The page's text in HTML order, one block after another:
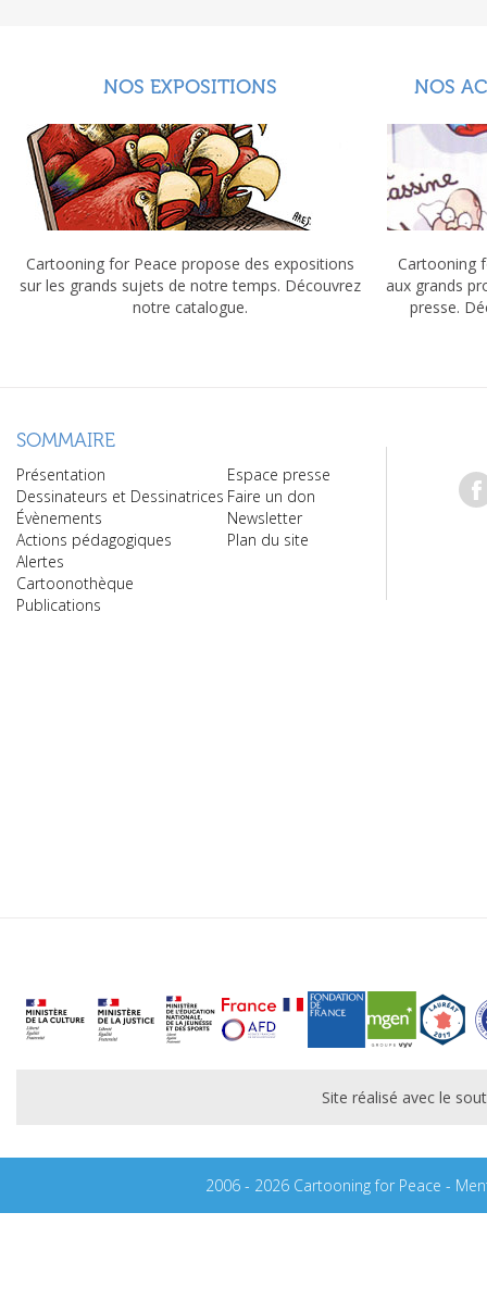
NOS EXPOSITIONS
Cartooning for Peace propose des expositions
sur les grands sujets de notre temps. Découvrez
notre catalogue.
NOS
Cartooning
aux grands
presse.
SOMMAIRE
Présentation
Dessinateurs et Dessinatrices
Évènements
Actions pédagogiques
Alertes
Cartoonothèque
Publications
Espace presse
Faire un don
Newsletter
Plan du site
Site réalisé avec le
2006 - 2026 Cartooning for Peace -